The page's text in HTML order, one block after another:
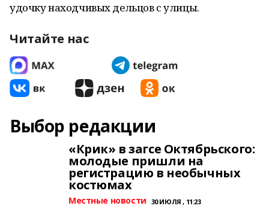
удочку находчивых дельцов с улицы.
Читайте нас
Выбор редакции
«Крик» в загсе Октябрьского:
молодые пришли на
регистрацию в необычных
костюмах
Местные новости 30 ИЮЛЯ , 11:23